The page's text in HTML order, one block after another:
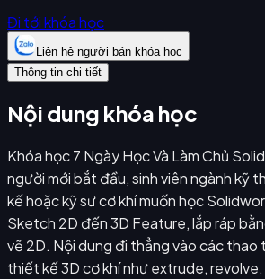
Đi tới khóa học
Liên hệ người bán khóa học
Thông tin chi tiết
Nội dung khóa học
Khóa học 7 Ngày Học Và Làm Chủ
người mới bắt đầu, sinh viên ngành kỹ
kế hoặc kỹ sư cơ khí muốn học
Sketch 2D đến 3D Feature, lắp ráp
vẽ 2D. Nội dung đi thẳng vào các
thiết kế 3D cơ khí như extrude,